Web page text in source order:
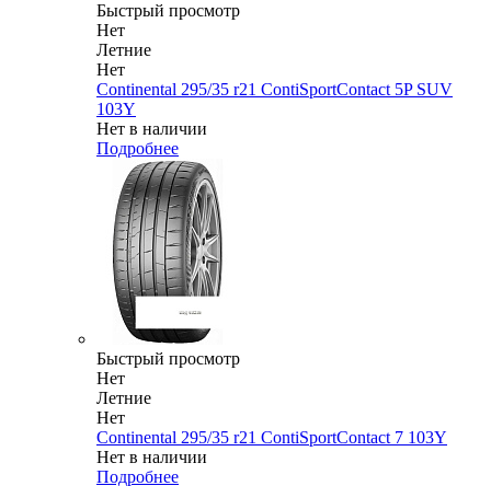
Быстрый просмотр
Нет
Летние
Нет
Continental 295/35 r21 ContiSportContact 5P SUV
103Y
Нет в наличии
Подробнее
Быстрый просмотр
Нет
Летние
Нет
Continental 295/35 r21 ContiSportContact 7 103Y
Нет в наличии
Подробнее